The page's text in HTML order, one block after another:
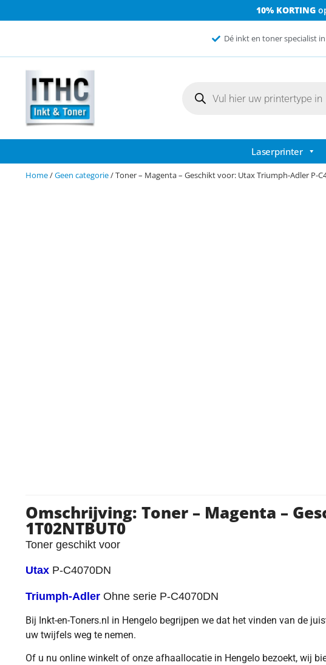
10% KORTING
Dé inkt en toner specialist in
Laserprinter
Home/Geen categorie/ Toner – Magenta – Geschikt voor: Utax Triumph-Adler P-
Omschrijving: Toner – Magenta –
1T02NTBUT0
Toner geschikt voor
Utax P-C4070DN
Triumph-Adler Ohne serie P-C4070DN
Bij Inkt-en-Toners.nl in Hengelo begrijpen we dat het vinden van de
uw twijfels weg te nemen.
Of u nu online winkelt of onze afhaallocatie in Hengelo bezoekt, wij